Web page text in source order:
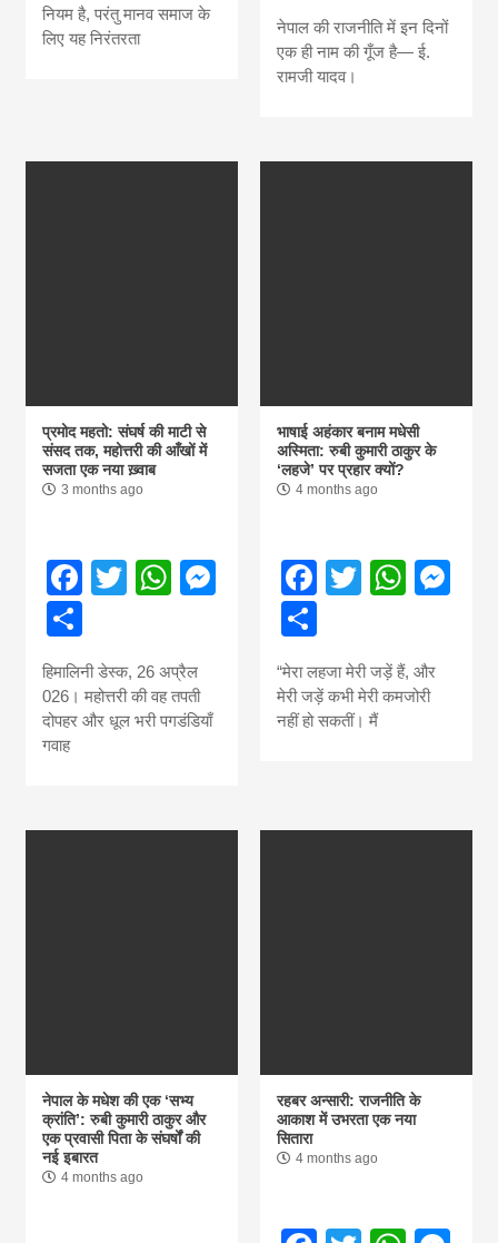
नियम है, परंतु मानव समाज के
लिए यह निरंतरता
नेपाल की राजनीति में इन दिनों
एक ही नाम की गूँज है— ई.
रामजी यादव।
प्रमोद महतो: संघर्ष की माटी से
संसद तक, महोत्तरी की आँखों में
सजता एक नया ख़्वाब
3 months ago
Facebook
TwitterWhatsApp
Messenger
हिमालिनी डेस्क, 26 अप्रैल
026। महोत्तरी की वह तपती
दोपहर और धूल भरी पगडंडियाँ
गवाह
भाषाई अहंकार बनाम मधेसी
अस्मिता: रुबी कुमारी ठाकुर के
‘लहजे’ पर प्रहार क्यों?
4 months ago
Facebook
Twitter
Share
“मेरा लहजा मेरी जड़ें हैं, और
मेरी जड़ें कभी मेरी कमजोरी
नहीं हो सकतीं। मैं
नेपाल के मधेश की एक ‘सभ्य
क्रांति’: रुबी कुमारी ठाकुर और
एक प्रवासी पिता के संघर्षों की
नई इबारत
4 months ago
रहबर अन्सारी: राजनीति के
आकाश में उभरता एक नया
सितारा
4 months ago